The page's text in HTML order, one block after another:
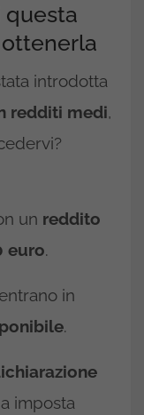
questa
introdotta
redditi medi,
un reddito
euro.
in
.
imposta